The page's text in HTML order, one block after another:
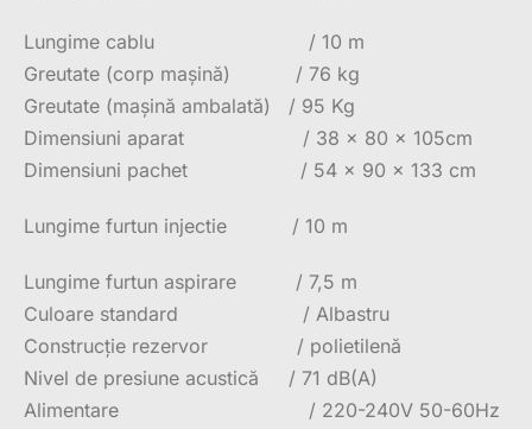
Lungime cablu / 10 m
Greutate (corp mașină) / 76 kg
Greutate (mașină ambalată) / 95 Kg
Dimensiuni aparat / 38 x 80 x 105cm
Dimensiuni pachet / 54 x 90 x 133 cm
Lungime furtun injectie / 10 m
Lungime furtun aspirare / 7,5 m
Culoare standard / Albastru
Construcție rezervor / polietilenă
Nivel de presiune acustică / 71 dB(A)
Alimentare / 220-240V 50-60Hz